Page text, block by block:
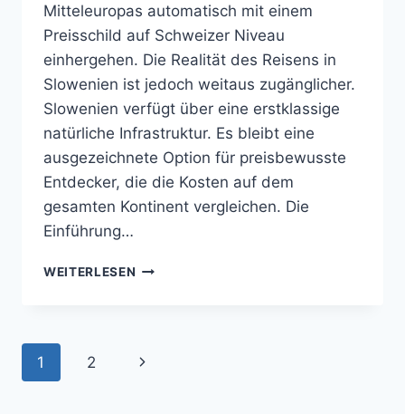
Mitteleuropas automatisch mit einem
Preisschild auf Schweizer Niveau
einhergehen. Die Realität des Reisens in
Slowenien ist jedoch weitaus zugänglicher.
Slowenien verfügt über eine erstklassige
natürliche Infrastruktur. Es bleibt eine
ausgezeichnete Option für preisbewusste
Entdecker, die die Kosten auf dem
gesamten Kontinent vergleichen. Die
Einführung…
WEITERLESEN IST
BUDGET-
Seitennavigation
1 2
Nächste